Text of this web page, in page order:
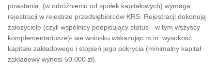
powstania, (w odróżnieniu od spółek kapitałowych) wymaga
rejestracji w rejestrze przedsiębiorców KRS. Rejestracji dokonują
założyciele (czyli wspólnicy podpisujący status - w tym wszyscy
komplementariusze)- we wniosku wskazując m.in. wysokość
kapitału zakładowego i stopień jego pokrycia (minimalny kapitał
zakładowy wynosi 50.000 zł).